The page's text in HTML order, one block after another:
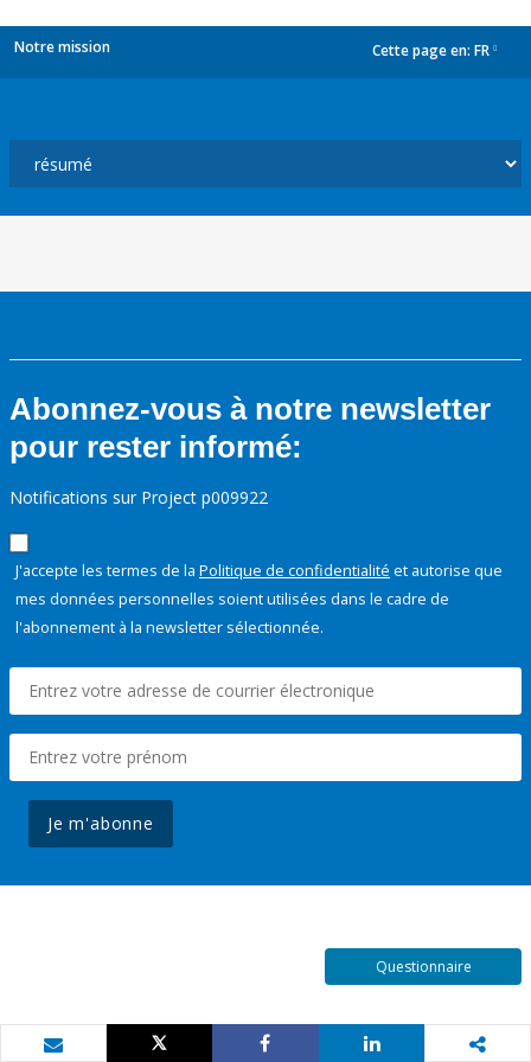
Notre mission Cette page en: FR
Abonnez-vous à notre newsletter
pour rester informé:
Notifications sur Project p009922
J'accepte les termes de la Politique de confidentialité et autorise que
mes données personnelles soient utilisées dans le cadre de
l'abonnement à la newsletter sélectionnée.
Je m'abonne
Questionnaire